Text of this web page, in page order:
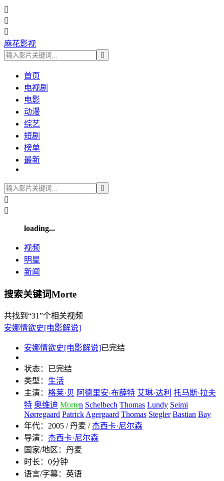



麻花影视

首页
电视剧
电影
动漫
综艺
短剧
榜单
最新



loading...
视频
明星
新闻
搜索关键词Morte
共找到 “31”个相关视频
安娜情欲史[电影解说]
安娜情欲史[电影解说]已完结
状态： 已完结
类型： 生活
主演： 格莱·贝 阿德里安·布薛特 艾琳·达利 托马斯·拉夫
特 奥维迪 Morten Schelbech Thomas Lundy Seimi
Nørregaard PatrickAgergaard Thomas Stegler Bastian Bay
年代： 2005 / 丹麦 / 杰西卡·尼尔森
导演： 杰西卡·尼尔森
国家/地区： 丹麦
时长： 0分钟
语言/字幕： 英语